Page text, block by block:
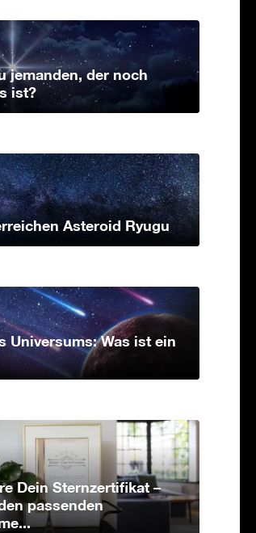
jemanden, der noch
ist?
Asteroid Ryugu
Universums: Was ist ein
Dein Sternzertifikat –
passenden